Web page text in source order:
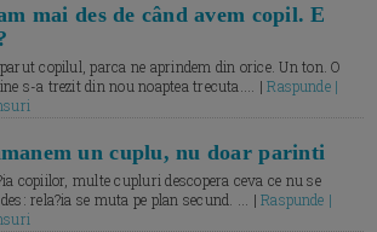
mai des de când avem copil. E
copilul, parca ne aprindem din orice. Un ton. O
s-a trezit din nou noaptea trecuta.... |Raspunde |
un cuplu, nu doar parinti
copiilor, multe cupluri descopera ceva ce nu se
rela?ia se muta pe plan secund. ... |Raspunde |